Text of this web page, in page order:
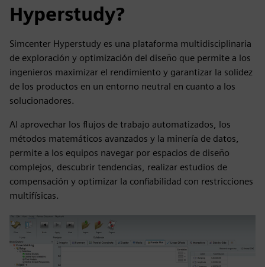
Hyperstudy?
Simcenter Hyperstudy es una plataforma multidisciplinaria
de exploración y optimización del diseño que permite a los
ingenieros maximizar el rendimiento y garantizar la solidez
de los productos en un entorno neutral en cuanto a los
solucionadores.
Al aprovechar los flujos de trabajo automatizados, los
métodos matemáticos avanzados y la minería de datos,
permite a los equipos navegar por espacios de diseño
complejos, descubrir tendencias, realizar estudios de
compensación y optimizar la confiabilidad con restricciones
multifísicas.